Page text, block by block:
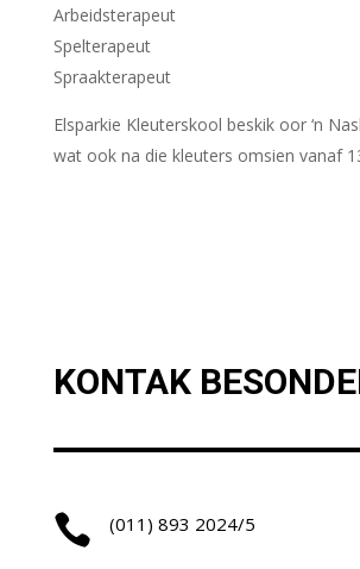
Arbeidsterapeut
Spelterapeut
Spraakterapeut
Elsparkie Kleuterskool beskik oor ‘n
wat ook na die kleuters omsien vanaf
KONTAK
 (011) 893 2024/5